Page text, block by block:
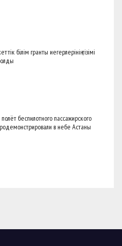
білім гранты иегерлерінің тізімі
беспилотного пассажирского
в небе Астаны